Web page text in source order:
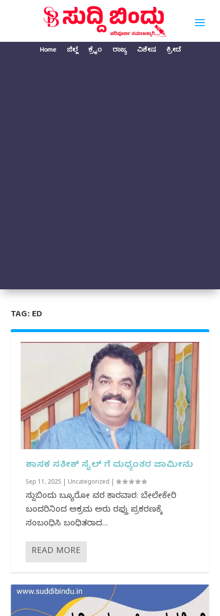
Home ಜಿಲ್ಲೆ ಕ್ರೈಂ ರಾಜ್ಯ ವಿಶೇಷ ಕ್ರೀಡೆ
TAG:ED
ಶಾಸಕ ಸತೀಶ್ ಸೈಲ್ ಗೆ ಮಧ್ಯಂತರ ಜಾಮೀನು
Sep 11, 2025 Uncategorized |
ಸುದ್ದಿಬಿಂದು ಬ್ಯೂರೋ ವರದಿ ಕಾರವಾರ: ಬೇಲೇಕೇರಿ
ಬಂದರಿನಿಂದ ಅಕ್ರಮ ಅದಿರು ರಫ್ತು ಪ್ರಕರಣಕ್ಕೆ
ಸಂಬಂಧಿಸಿ ಬಂಧಿತರಾದ...
READ MORE